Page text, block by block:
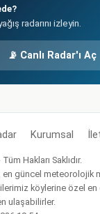
radarını izleyin.
📡 Canlı Radar'ı Aç
Kurumsal
Hakları Saklıdır.
güncel meteorolojik
köylerine özel en
ulaşabilirler.